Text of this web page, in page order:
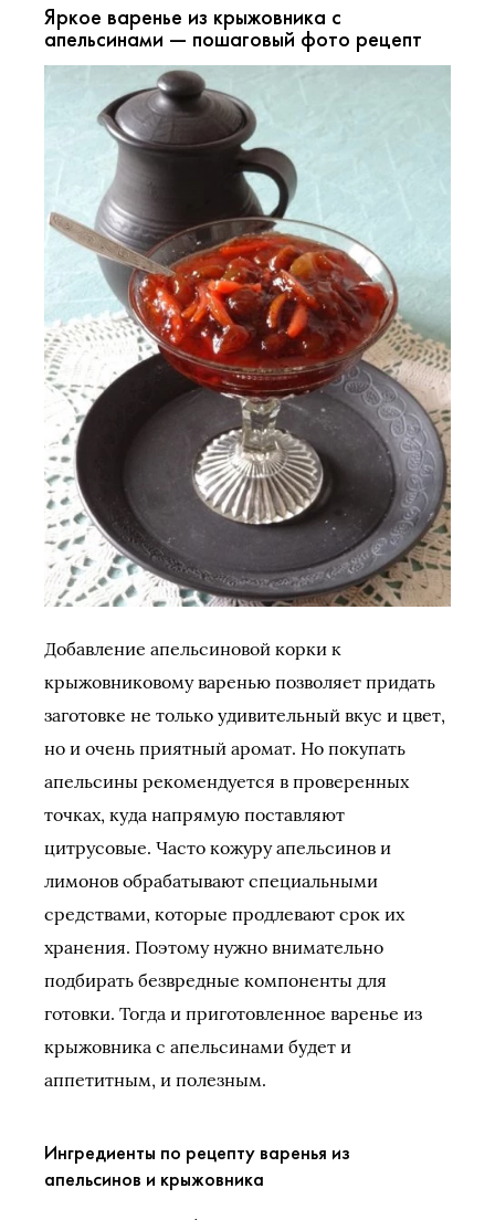
Яркое варенье из крыжовника с
апельсинами — пошаговый фото рецепт
Добавление апельсиновой корки к
крыжовниковому варенью позволяет придать
заготовке не только удивительный вкус и цвет,
но и очень приятный аромат. Но покупать
апельсины рекомендуется в проверенных
точках, куда напрямую поставляют
цитрусовые. Часто кожуру апельсинов и
лимонов обрабатывают специальными
средствами, которые продлевают срок их
хранения. Поэтому нужно внимательно
подбирать безвредные компоненты для
готовки. Тогда и приготовленное варенье из
крыжовника с апельсинами будет и
аппетитным, и полезным.
Ингредиенты по рецепту варенья из
апельсинов и крыжовника